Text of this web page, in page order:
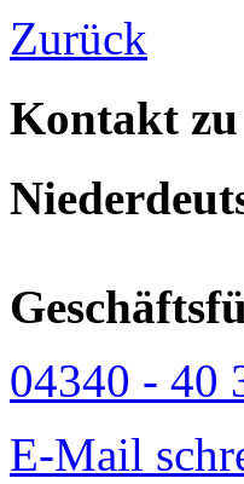
Zurück
Kontakt zu
04340 - 40
E-Mail